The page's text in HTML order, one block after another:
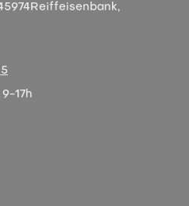
Reiffeisenbank,
17h